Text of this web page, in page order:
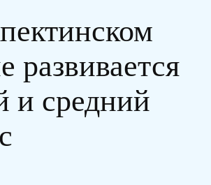
развивается
и средний